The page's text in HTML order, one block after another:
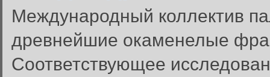
Международный коллектив
древнейшие окаменелые
Соответствующее